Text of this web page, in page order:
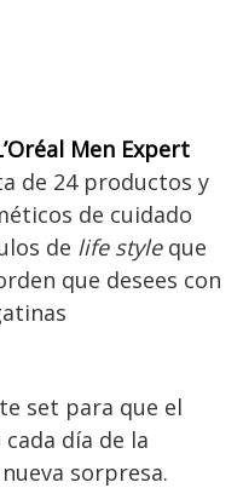
Men Expert
de 24 productos y
de cuidado
de life styleque
que desees con
set para que el
día de la
sorpresa.